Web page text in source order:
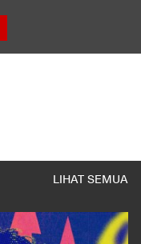
LIHAT SEMUA